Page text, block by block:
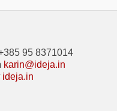
95 8371014
karin@ideja.in
ideja.in